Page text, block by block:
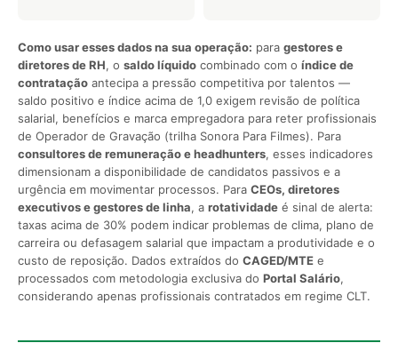
Como usar esses dados na sua operação: para gestores e
diretores de RH, o saldo líquido combinado com o índice de
contratação antecipa a pressão competitiva por talentos —
saldo positivo e índice acima de 1,0 exigem revisão de política
salarial, benefícios e marca empregadora para reter profissionais
de Operador de Gravação (trilha Sonora Para Filmes). Para
consultores de remuneração e headhunters, esses indicadores
dimensionam a disponibilidade de candidatos passivos e a
urgência em movimentar processos. Para CEOs, diretores
executivos e gestores de linha, a rotatividade é sinal de alerta:
taxas acima de 30% podem indicar problemas de clima, plano de
carreira ou defasagem salarial que impactam a produtividade e o
custo de reposição. Dados extraídos do CAGED/MTE e
processados com metodologia exclusiva do Portal Salário,
considerando apenas profissionais contratados em regime CLT.